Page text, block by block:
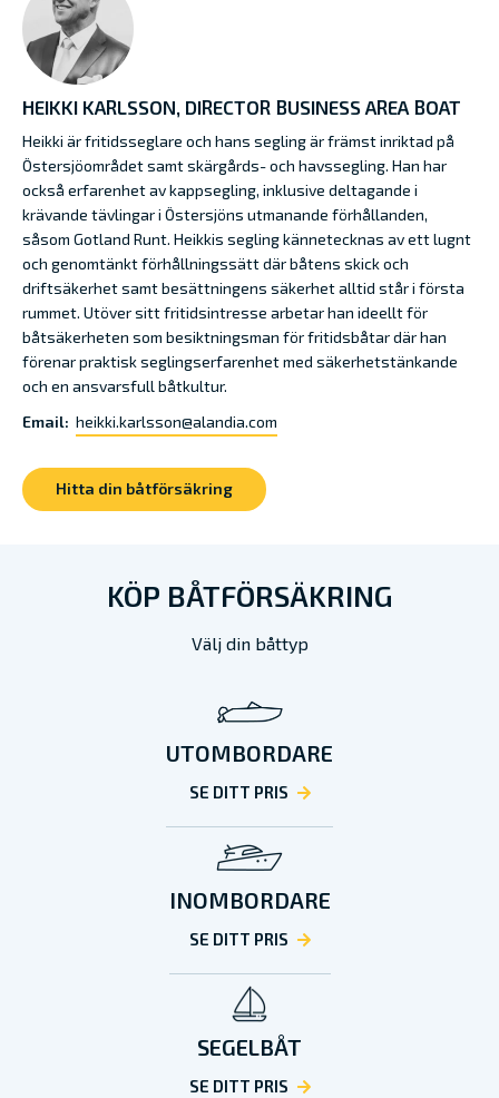
HEIKKI KARLSSON, DIRECTOR BUSINESS AREA BOAT
Heikki är fritidsseglare och hans segling är främst inriktad på
Östersjöområdet samt skärgårds- och havssegling. Han har
också erfarenhet av kappsegling, inklusive deltagande i
krävande tävlingar i Östersjöns utmanande förhållanden,
såsom Gotland Runt. Heikkis segling kännetecknas av ett lugnt
och genomtänkt förhållningssätt där båtens skick och
driftsäkerhet samt besättningens säkerhet alltid står i första
rummet. Utöver sitt fritidsintresse arbetar han ideellt för
båtsäkerheten som besiktningsman för fritidsbåtar där han
förenar praktisk seglingserfarenhet med säkerhetstänkande
och en ansvarsfull båtkultur.
Email: heikki.karlsson@alandia.com
Hitta din båtförsäkring
KÖP BÅTFÖRSÄKRING
Välj din båttyp
UTOMBORDARE
SE DITT PRIS
INOMBORDARE
SE DITT PRIS
SEGELBÅT
SE DITT PRIS